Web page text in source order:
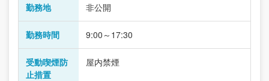
勤務地 非公開
勤務時間 9:00～17:30
受動喫煙防
止措置
屋内禁煙